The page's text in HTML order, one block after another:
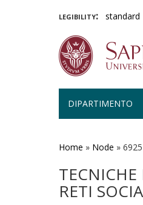
legibility: standard
DIPARTIMENTO
Home » Node » 6925
RETI